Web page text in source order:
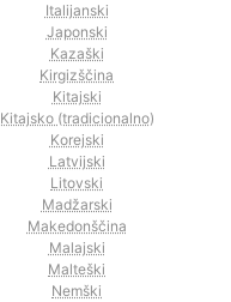
Italijanski
Japonski
Kazaški
Kirgizščina
Kitajski
Kitajsko (tradicionalno)
Korejski
Latvijski
Litovski
Madžarski
Makedonščina
Malajski
Malteški
Nemški